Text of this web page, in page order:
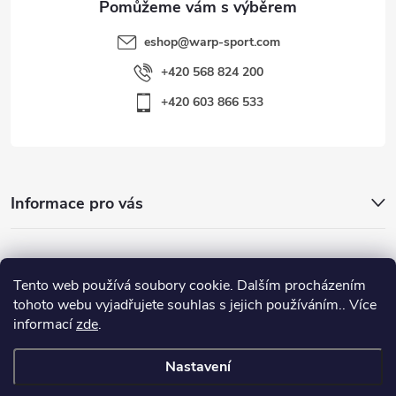
Tento web používá soubory cookie. Dalším procházením
tohoto webu vyjadřujete souhlas s jejich používáním.. Více
informacízde.
Nastavení
eshop@warp-sport.com
+420 568 824 200
+420 603 866 533
Informace pro vás
Nejhledanější
Důležité odkazy